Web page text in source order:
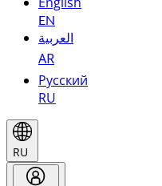
EN
العربية
AR
Русский
RU
RU